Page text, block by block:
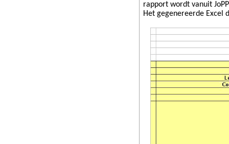
rapport wordt vanuit
Het gegenereerde Excel